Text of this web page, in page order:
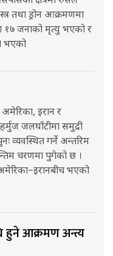
तथा ड्रोन आक्रमणमा
१७ जनाको मृत्यु भएको र
भएको
इरान र
जलघाँटीमा समुद्री
व्यवस्थित गर्ने अन्तरिम
चरणमा पुगेको छ ।
भएको
हुने आक्रमण अन्त्य